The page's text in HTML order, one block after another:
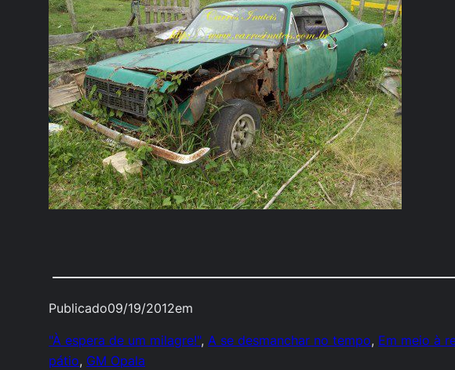
Publicado09/19/2012em
"À espera de um milagre!", A se desmanchar no tempo, Em meio à
pátio, GM Opala